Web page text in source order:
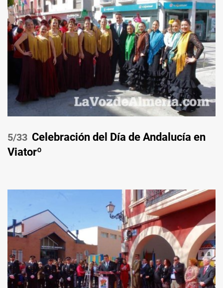
/33 Celebración del Día de Andalucía en
Viatorº